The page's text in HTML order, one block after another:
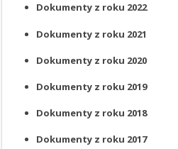
OŚWIADCZENIA
MAJĄTKOWE
OGŁOSZENIA
PRZETARGI
ŚRODOWISKA
Dokumenty z roku 2022
Dokumenty z roku 2021
Dokumenty z roku 2020
Dokumenty z roku 2019
Dokumenty z roku 2018
Dokumenty z roku 2017